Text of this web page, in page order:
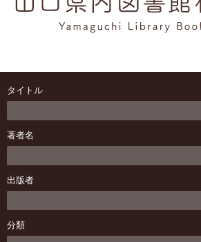
タイトル
著者名
出版者
分類